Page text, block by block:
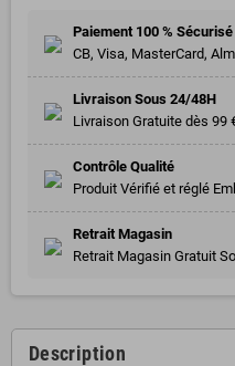
Paiement 100 % Sécurisé
CB, Visa, MasterCard,
Livraison Sous 24/48H
Livraison Gratuite dès 99
Contrôle Qualité
Produit Vérifié et réglé
Retrait Magasin
Retrait Magasin Gratuit
Description